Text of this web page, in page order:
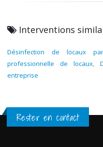
Interventions
Désinfection de locaux
professionnelle de locaux,
entreprise
Rester en contact